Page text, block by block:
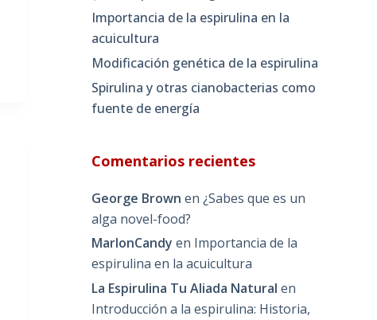
Importancia de la espirulina en la
acuicultura
Modificación genética de la espirulina
Spirulina y otras cianobacterias como
fuente de energía
Comentarios recientes
George Brown en¿Sabes que es un
alga novel-food?
MarlonCandy en Importancia de la
espirulina en la acuicultura
La Espirulina Tu Aliada Natural en
Introducción a la espirulina: Historia,